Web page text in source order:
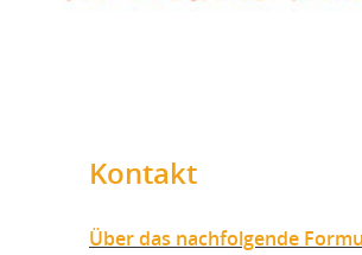
Kontakt
Über das nachfolgende